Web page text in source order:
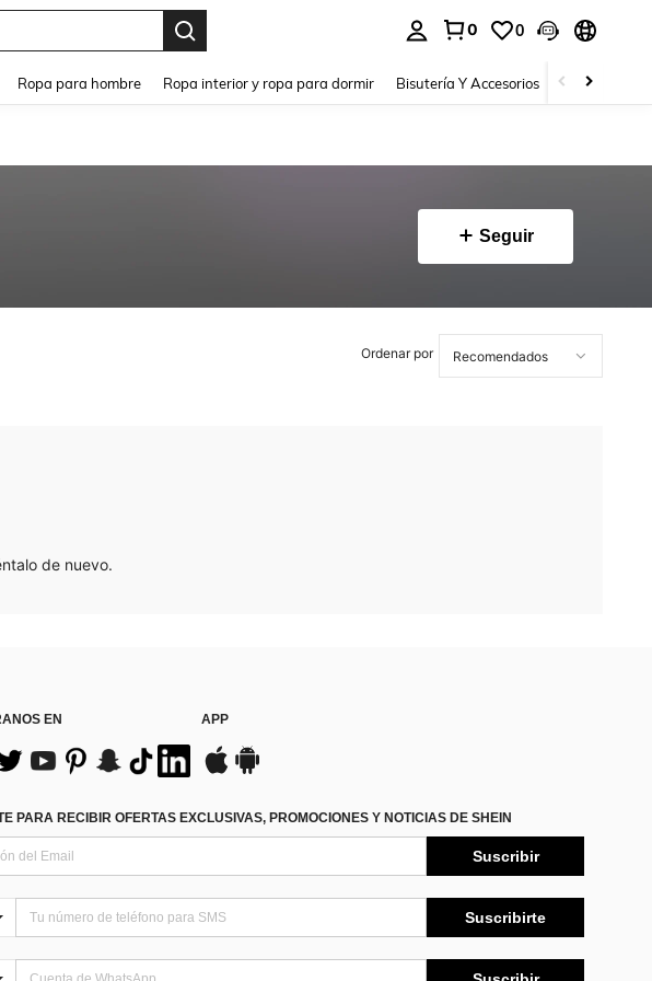
0 0
Ropa para hombre Ropa interior y ropa para dormir Bisutería Y Accesorios Zapatos
Seguir
Ordenar por
de nuevo.
EN APP
PARA RECIBIR OFERTAS EXCLUSIVAS, PROMOCIONES Y NOTICIAS DE SHEIN
Suscribir
Suscribirte